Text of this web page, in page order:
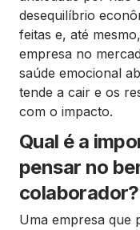
desequilíbrio
feitas e, até
empresa no
saúde emocional
tende a cair e os
com o impacto.
Qual é a
pensar no
colaborador?
Uma empresa que